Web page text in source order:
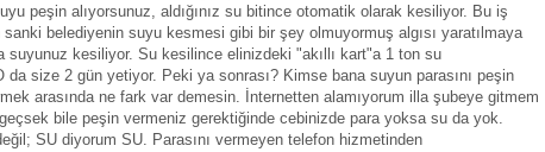
peşin alıyorsunuz, aldığınız su bitince otomatik olarak kesiliyor. Bu iş
sanki belediyenin suyu kesmesi gibi bir şey olmuyormuş algısı yaratılmaya
suyunuz kesiliyor. Su kesilince elinizdeki "akıllı kart"a 1 ton su
da size 2 gün yetiyor. Peki ya sonrası? Kimse bana suyun parasını peşin
arasında ne fark var demesin. İnternetten alamıyorum illa şubeye gitmem
bile peşin vermeniz gerektiğinde cebinizde para yoksa su da yok.
SU diyorum SU. Parasını vermeyen telefon hizmetinden